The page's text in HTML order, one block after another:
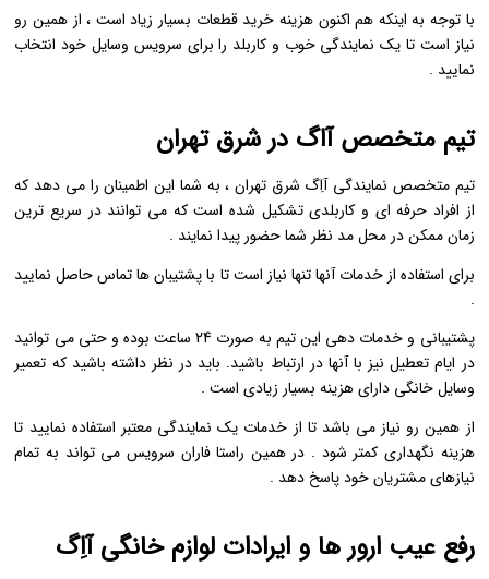
با توجه به اینکه هم اکنون هزینه خرید قطعات بسیار زیاد است ، از همین رو
نیاز است تا یک نمایندگی خوب و کاربلد را برای سرویس وسایل خود انتخاب
نمایید .
تیم متخصص آاگ در شرق تهران
تیم متخصص نمایندگی آاِگ شرق تهران ، به شما این اطمینان را می دهد که
از افراد حرفه ای و کاربلدی تشکیل شده است که می توانند در سریع ترین
زمان ممکن در محل مد نظر شما حضور پیدا نمایند .
برای استفاده از خدمات آنها تنها نیاز است تا با پشتیبان ها تماس حاصل نمایید
.
پشتیبانی و خدمات دهی این تیم به صورت 24 ساعت بوده و حتی می توانید
در ایام تعطیل نیز با آنها در ارتباط باشید. باید در نظر داشته باشید که تعمیر
وسایل خانگی دارای هزینه بسیار زیادی است .
از همین رو نیاز می باشد تا از خدمات یک نمایندگی معتبر استفاده نمایید تا
هزینه نگهداری کمتر شود . در همین راستا فاران سرویس می تواند به تمام
نیازهای مشتریان خود پاسخ دهد .
رفع عیب ارور ها و ایرادات لوازم خانگی آاِگ